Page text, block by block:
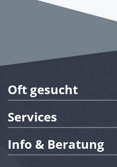
Oft gesucht
Services
Info & Beratung